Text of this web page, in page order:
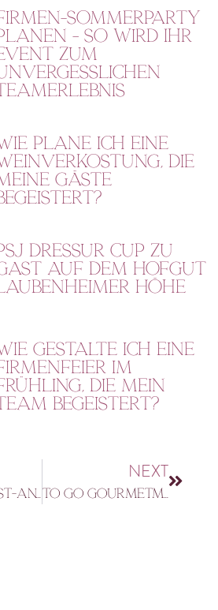
Sommerparty
– So wird Ihr
zum
plane ich eine
die
Gäste
Dressur Cup zu
auf dem Hofgut
Höhe
gestalte ich eine
im
die mein
begeistert?
Unser Pfingst-Angebot
NEXT
To Go Gourmetmenü